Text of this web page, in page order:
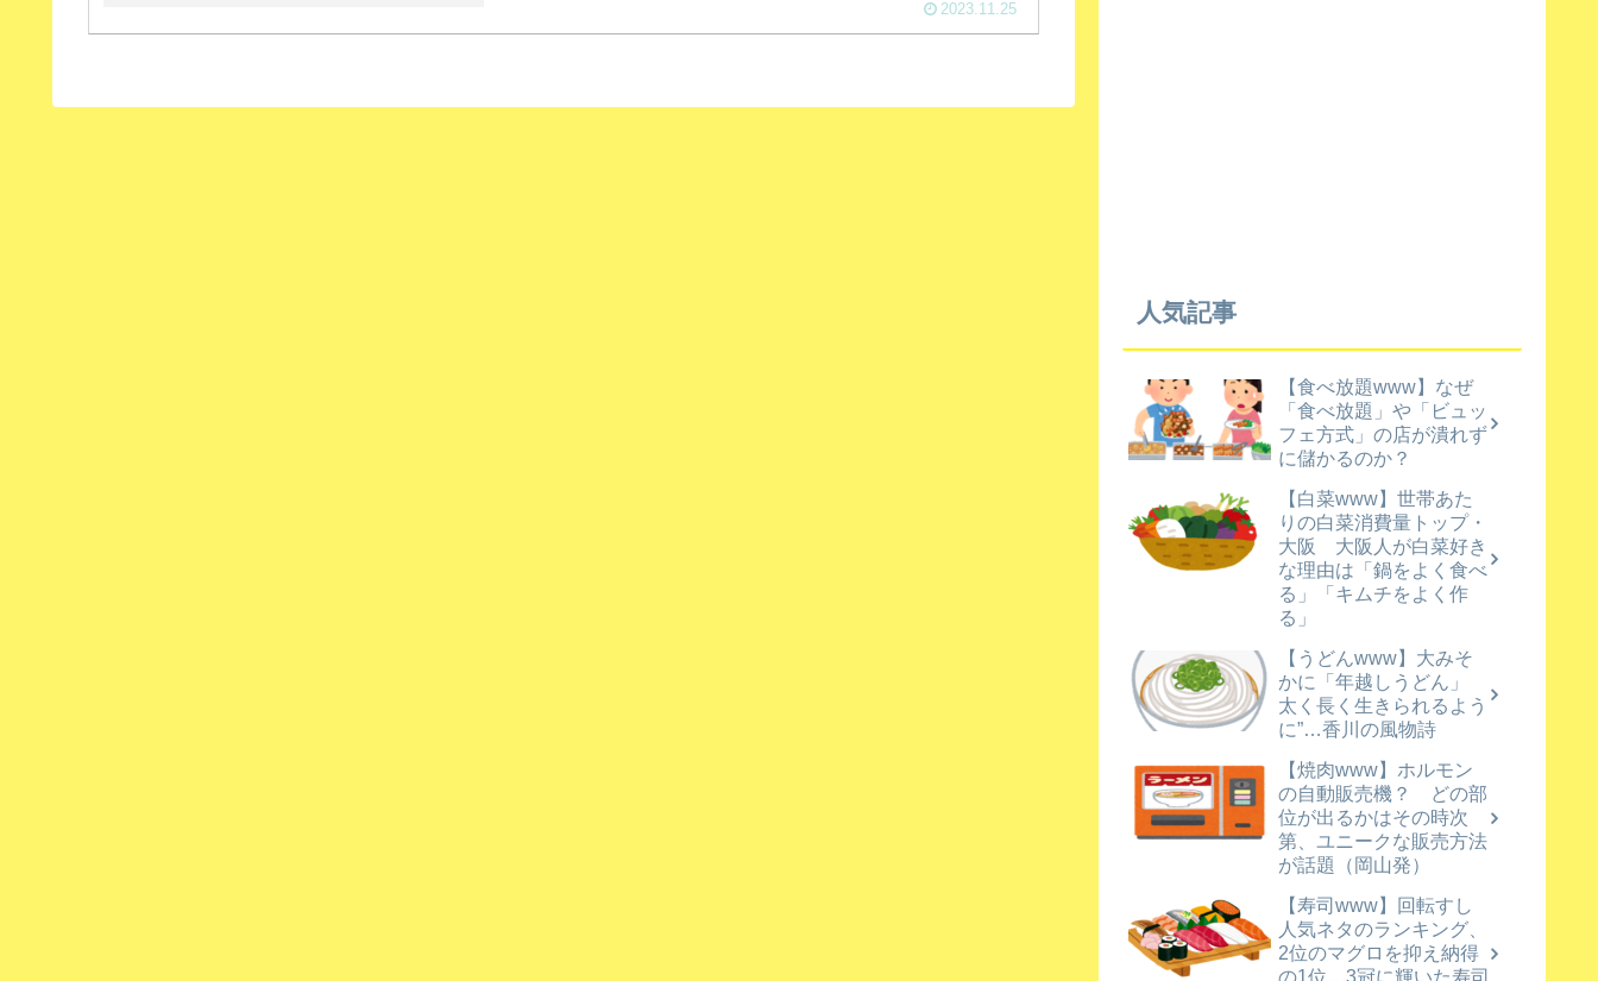
2023.11.25
人気記事
【食べ放題www】なぜ
「食べ放題」や「ビュッ
フェ方式」の店が潰れず
に儲かるのか？
【白菜www】世帯あた
りの白菜消費量トップ・
大阪 大阪人が白菜好き
な理由は「鍋をよく食べ
る」「キムチをよく作
る」
【うどんwww】大みそ
かに「年越しうどん」
太く長く生きられるよう
に”…香川の風物詩
【焼肉www】ホルモン
の自動販売機？ どの部
位が出るかはその時次
第、ユニークな販売方法
が話題（岡山発）
【寿司www】回転すし
人気ネタのランキング、
2位のマグロを抑え納得